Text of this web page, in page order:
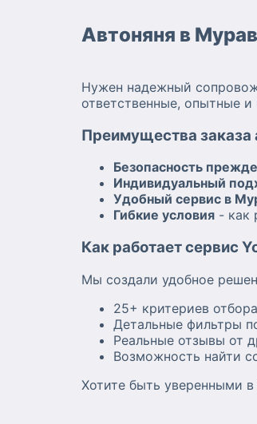
Автоняня в
Нужен надежный
ответственные, опытные
Преимущества заказа
Безопасность
Индивидуальный
Удобный сервис в
Гибкие условия - как
Как работает сервис
Мы создали удобное
25+ критериев
Детальные фильтры
Реальные отзывы от
Возможность найти
Хотите быть уверенными